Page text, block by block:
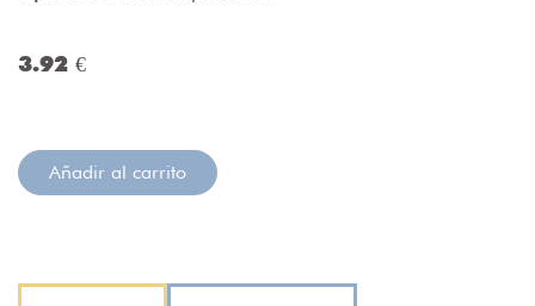
3.92 €
Añadir al carrito